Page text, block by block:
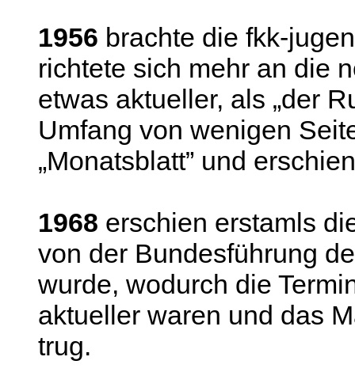
1956 brachte die fkk-
richtete sich mehr an die
etwas aktueller, als „der
Umfang von wenigen
„Monatsblatt” und
1968 erschien erstamls
von der Bundesführung
wurde, wodurch die
aktueller waren und das
trug.